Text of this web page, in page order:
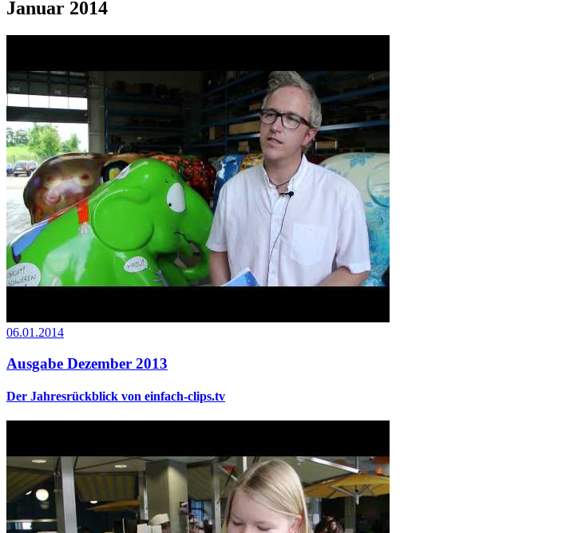
Januar 2014
06.01.2014
Ausgabe Dezember 2013
Der Jahresrückblick von einfach-clips.tv